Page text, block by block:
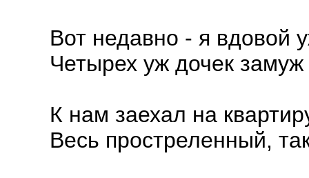
Вот недавно - я вдовой
Четырех уж дочек
К нам заехал на
Весь простреленный,